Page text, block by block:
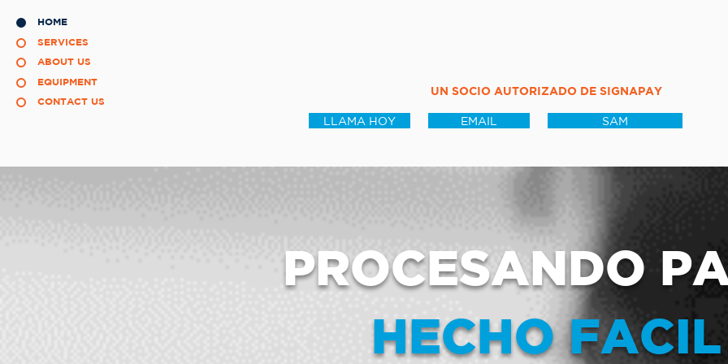
HOME
SERVICES
ABOUT US
EQUIPMENT
CONTACT US
UN SOCIO AUTORIZADO DE SIGNAPAY
LLAMA HOY EMAIL SAM
PROCESANDO
HECHO FACIL